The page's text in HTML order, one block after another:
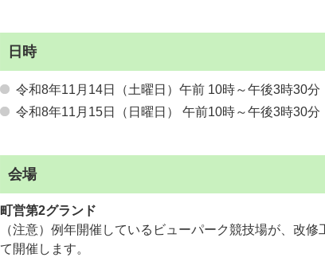
日時
令和8年11月14日（土曜日）午前 10時～午後3時30分
令和8年11月15日（日曜日） 午前10時～午後3時30分
会場
町営第2グランド
（注意）例年開催しているビューパーク競技場が、改
て開催します。